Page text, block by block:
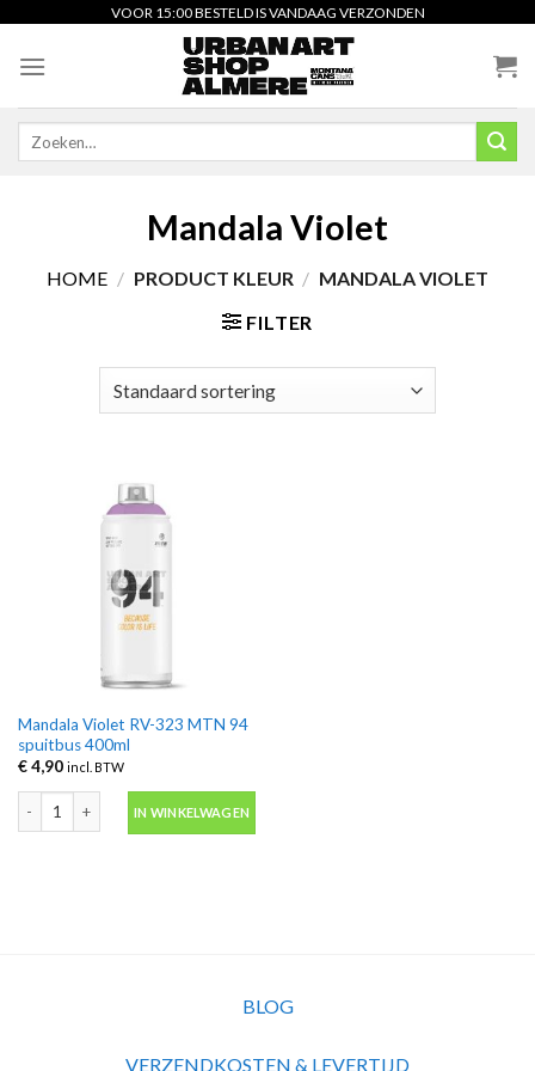
content
VOOR 15:00 BESTELD IS VANDAAG VERZONDEN
Mandala Violet
HOME / PRODUCT KLEUR / MANDALA VIOLET
FILTER
Mandala Violet RV-323 MTN 94
spuitbus 400ml
€4,90 incl. BTW
Mandala Violet RV-323 MTN 94 spuitbus 400ml aantal
IN WINKELWAGEN
BLOG
VERZENDKOSTEN & LEVERTIJD